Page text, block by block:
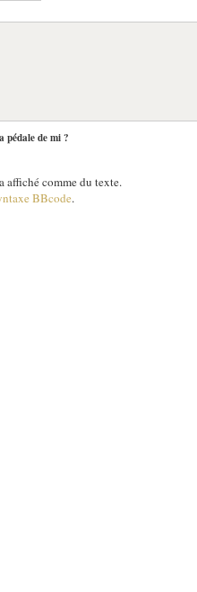
pédale de mi ?
affiché comme du texte.
BBcode.